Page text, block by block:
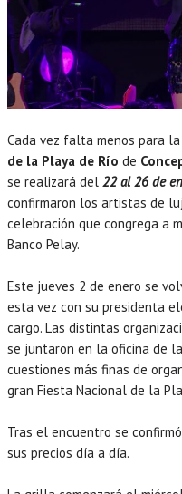
Cada vez falta menos para
de la Playa de Río de
se realizará del 22 al 26 de
confirmaron los artistas de
celebración que congrega a
Banco Pelay.
Este jueves 2 de enero se
esta vez con su presidenta
cargo. Las distintas
se juntaron en la oficina de
cuestiones más finas de
gran Fiesta Nacional de la
Tras el encuentro se
sus precios día a día.